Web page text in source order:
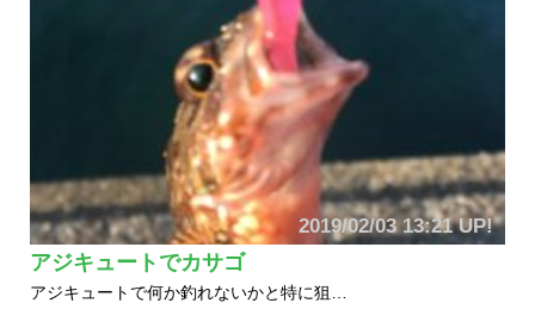
2019/02/03 13:21 UP!
アジキュートでカサゴ
アジキュートで何か釣れないかと特に狙…